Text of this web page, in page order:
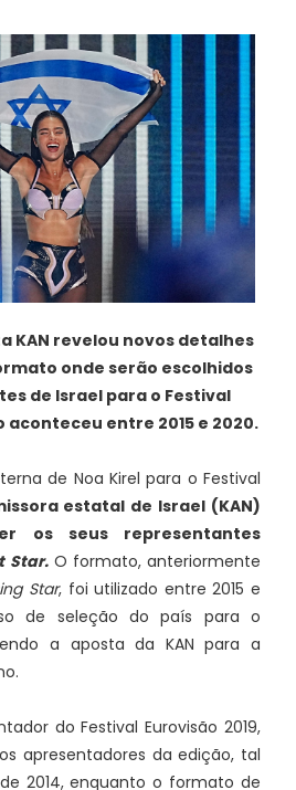
KAN revelou novos detalhes
onde serão escolhidos
de Israel para o Festival
aconteceu entre 2015 e 2020.
de Noa Kirel para o Festival
estatal de Israel (KAN)
os seus representantes
Star.O formato, anteriormente
Star, foi utilizado entre 2015 e
de seleção do país para o
a aposta da KAN para a
do Festival Eurovisão 2019,
apresentadores da edição, tal
2014, enquanto o formato de